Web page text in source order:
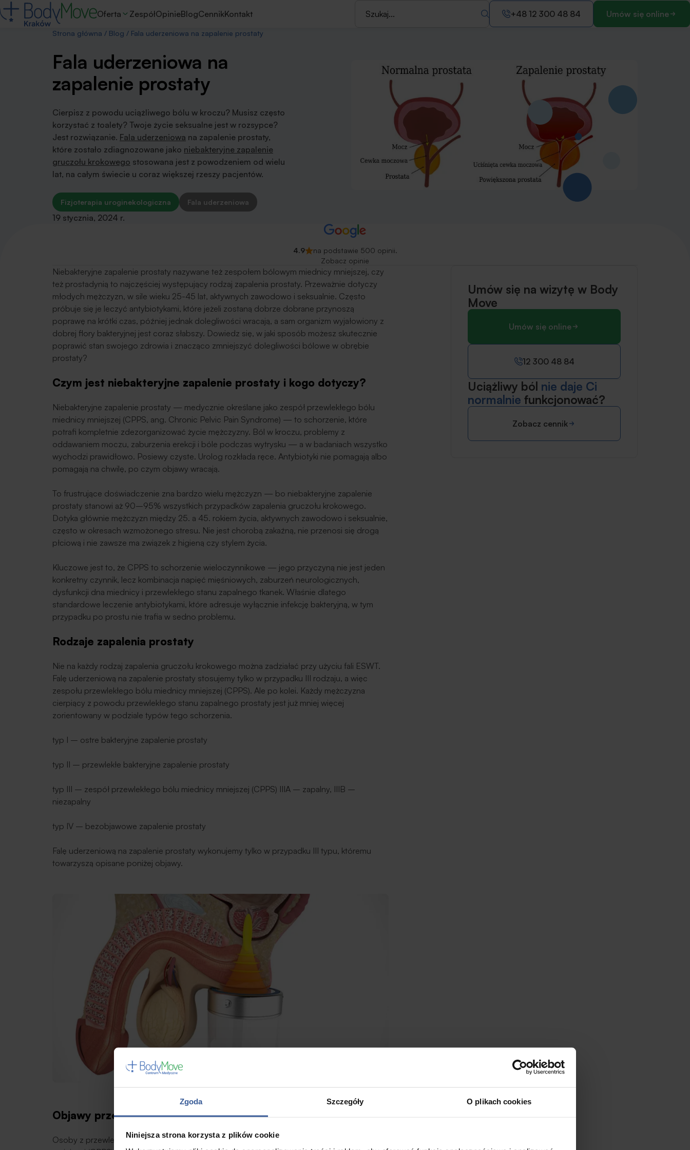
Zgoda Szczegóły O plikach cookies
Niniejsza strona korzysta z plików cookie
Oferta ZespółOpinieBlogCennikKontakt +48 12 300 48 84 Umów się online
Strona główna / Blog / Fala uderzeniowa na zapalenie prostaty
Fala uderzeniowa na
zapalenie prostaty
Cierpisz z powodu uciążliwego bólu w kroczu? Musisz często
korzystać z toalety? Twoje życie seksualne jest w rozsypce?
Jest rozwiązanie. Fala uderzeniowa na zapalenie prostaty,
które zostało zdiagnozowane jako niebakteryjne zapalenie
gruczołu krokowego stosowana jest z powodzeniem od wielu
lat, na całym świecie u coraz większej rzeszy pacjentów.
Fizjoterapia uroginekologiczna Fala uderzeniowa
19 stycznia, 2024 r.
4.9
na podstawie 500 opinii.
Zobacz opinie
Niebakteryjne zapalenie prostaty nazywane też zespołem bólowym miednicy mniejszej, czy
też prostadynią to najczęściej występujący rodzaj zapalenia prostaty. Przeważnie dotyczy
młodych mężczyzn, w sile wieku 25-45 lat, aktywnych zawodowo i seksualnie. Często
próbuje się je leczyć antybiotykami, które jeżeli zostaną dobrze dobrane przynoszą
poprawę na krótki czas, później jednak dolegliwości wracają, a sam organizm wyjałowiony z
dobrej flory bakteryjnej jest coraz słabszy. Dowiedz się, w jaki sposób możesz skutecznie
poprawić stan swojego zdrowia i znacząco zmniejszyć dolegliwości bólowe w obrębie
prostaty?
Czym jest niebakteryjne zapalenie prostaty i kogo dotyczy?
Niebakteryjne zapalenie prostaty — medycznie określane jako zespół przewlekłego bólu
miednicy mniejszej (CPPS, ang. Chronic Pelvic Pain Syndrome) — to schorzenie, które
potrafi kompletnie zdezorganizować życie mężczyzny. Ból w kroczu, problemy z
oddawaniem moczu, zaburzenia erekcji i bóle podczas wytrysku — a w badaniach wszystko
wychodzi prawidłowo. Posiewy czyste. Urolog rozkłada ręce. Antybiotyki nie pomagają albo
pomagają na chwilę, po czym objawy wracają.
To frustrujące doświadczenie zna bardzo wielu mężczyzn — bo niebakteryjne zapalenie
prostaty stanowi aż 90–95% wszystkich przypadków zapalenia gruczołu krokowego.
Dotyka głównie mężczyzn między 25. a 45. rokiem życia, aktywnych zawodowo i seksualnie,
często w okresach wzmożonego stresu. Nie jest chorobą zakaźną, nie przenosi się drogą
płciową i nie zawsze ma związek z higieną czy stylem życia.
Kluczowe jest to, że CPPS to schorzenie wieloczynnikowe — jego przyczyną nie jest jeden
konkretny czynnik, lecz kombinacja napięć mięśniowych, zaburzeń neurologicznych,
dysfunkcji dna miednicy i przewlekłego stanu zapalnego tkanek. Właśnie dlatego
standardowe leczenie antybiotykami, które adresuje wyłącznie infekcję bakteryjną, w tym
przypadku po prostu nie trafia w sedno problemu.
Rodzaje zapalenia prostaty
Nie na każdy rodzaj zapalenia gruczołu krokowego można zadziałać przy użyciu fali ESWT.
Falę uderzeniową na zapalenie prostaty stosujemy tylko w przypadku III rodzaju, a więc
zespołu przewlekłego bólu miednicy mniejszej (CPPS). Ale po kolei. Każdy mężczyzna
cierpiący z powodu przewlekłego stanu zapalnego prostaty jest już mniej więcej
zorientowany w podziale typów tego schorzenia.
typ I – ostre bakteryjne zapalenie prostaty
typ II – przewlekłe bakteryjne zapalenie prostaty
typ III – zespół przewlekłego bólu miednicy mniejszej (CPPS) IIIA – zapalny, IIIB –
niezapalny
typ IV – bezobjawowe zapalenie prostaty
Falę uderzeniową na zapalenie prostaty wykonujemy tylko w przypadku III typu, któremu
towarzyszą opisane poniżej objawy.
Objawy przewlekłego zapalenia prostaty
Osoby z przewlekłym bakteryjnym zapaleniem prostaty lub przewlekłym bólem miednicy
Umów się na wizytę w Body
Move
Umów się online
12 300 48 84
Uciążliwy ból nie daje Ci
normalnie funkcjonować?
Zobacz cennik